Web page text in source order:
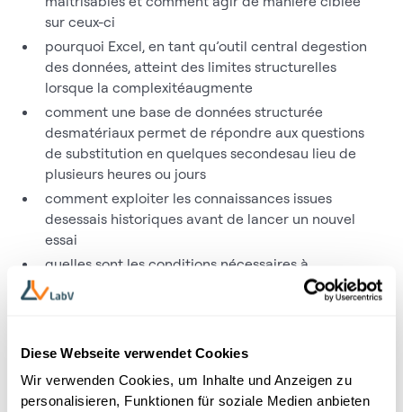
Diese Webseite verwendet Cookies
Wir verwenden Cookies, um Inhalte und Anzeigen zu
personalisieren, Funktionen für soziale Medien anbieten
sur ceux-ci
pourquoi Excel, en tant qu’outil central degestion
des données, atteint des limites structurelles
lorsque la complexitéaugmente
comment une base de données structurée
desmatériaux permet de répondre aux questions
de substitution en quelques secondesau lieu de
plusieurs heures ou jours
comment exploiter les connaissances issues
desessais historiques avant de lancer un nouvel
essai
quelles sont les conditions nécessaires à
uneplanification des essais assistée par l’IA et
pourquoi aucune IA ne peutfonctionner sans une
Ce webinaire s'adresse aux responsables R&D, aux
chefs de laboratoireet aux ingénieurs en
développement des secteurs de la chimie, des